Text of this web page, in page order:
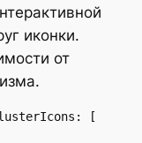
иконки.
от
[